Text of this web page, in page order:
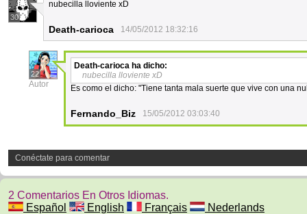
30
nubecilla lloviente xD
Death-carioca 14/05/2012 18:32:16
22
Autor
Death-carioca ha dicho:
nubecilla lloviente xD
Es como el dicho: "Tiene tanta mala suerte que vive con una
Fernando_Biz 15/05/2012 03:03:40
Conéctate para comentar
2 Comentarios En Otros Idiomas.
Español
English Français Nederlands